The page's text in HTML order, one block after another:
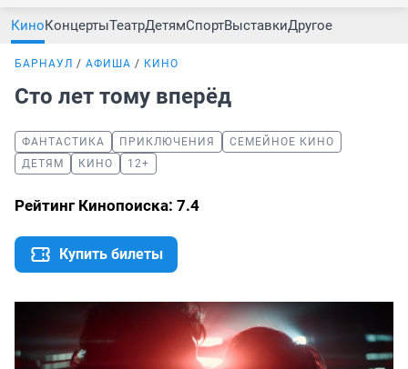
КиноКонцертыТеатрДетямСпортВыставкиДругое
БАРНАУЛ АФИША КИНО
Сто лет тому вперёд
ФАНТАСТИКА ПРИКЛЮЧЕНИЯ
СЕМЕЙНОЕ КИНО
ДЕТЯМ
КИНО 12+
Рейтинг Кинопоиска: 7.4
Купить билеты